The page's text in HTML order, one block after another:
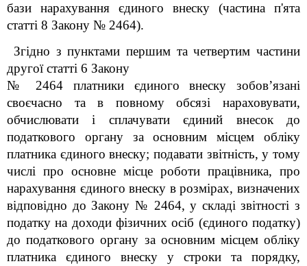
бази нарахування єдиного внеску (частина п'ята
статті 8 Закону № 2464).
Згідно з пунктами першим та четвертим частини
другої статті 6 Закону
№ 2464 платники єдиного внеску зобов’язані
своєчасно та в повному обсязі нараховувати,
обчислювати і сплачувати єдиний внесок до
податкового органу за основним місцем обліку
платника єдиного внеску; подавати звітність, у тому
числі про основне місце роботи працівника, про
нарахування єдиного внеску в розмірах, визначених
відповідно до Закону № 2464, у складі звітності з
податку на доходи фізичних осіб (єдиного податку)
до податкового органу за основним місцем обліку
платника єдиного внеску у строки та порядку,